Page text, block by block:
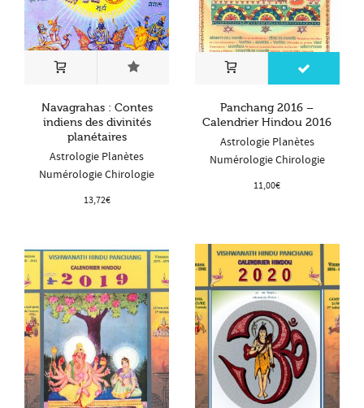
Navagrahas : Contes
indiens des divinités
planétaires
Astrologie Planètes
Numérologie Chirologie
13,72€
Panchang 2016 –
Calendrier Hindou 2016
Astrologie Planètes
Numérologie Chirologie
11,00€